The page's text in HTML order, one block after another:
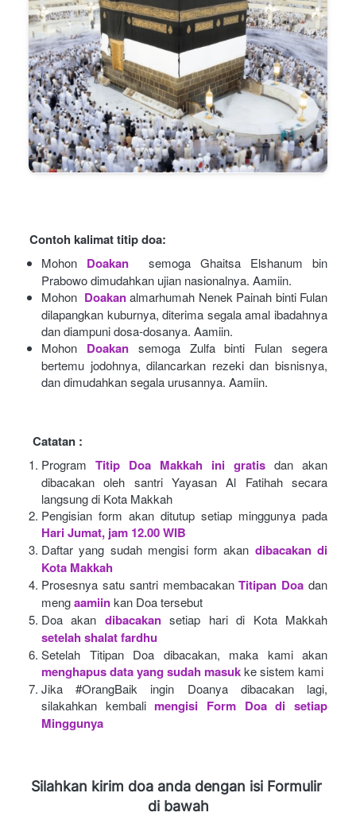
Contoh kalimat titip doa:
Mohon Doakan
semoga Ghaitsa Elshanum bin
Prabowo dimudahkan ujian nasionalnya. Aamiin.
Mohon Doakan almarhumah Nenek Painah binti Fulan
dilapangkan kuburnya, diterima segala amal ibadahnya
dan diampuni dosa-dosanya. Aamiin.
Mohon
Doakan semoga Zulfa binti Fulan segera
bertemu jodohnya, dilancarkan rezeki dan bisnisnya,
dan dimudahkan segala urusannya. Aamiin.
Catatan :
Program Titip Doa Makkah ini gratis dan akan
dibacakan oleh santri Yayasan Al Fatihah secara
langsung di Kota Makkah
Pengisian form akan ditutup setiap minggunya pada
Hari Jumat, jam 12.00 WIB
Daftar yang sudah mengisi form akan dibacakan di
Kota Makkah
Prosesnya satu santri membacakan Titipan Doa dan
mengaamiinkan Doa tersebut
Doa akan dibacakan setiap hari di Kota Makkah
setelah shalat fardhu
Setelah Titipan Doa dibacakan, maka kami akan
menghapus data yang sudah masukke sistem kami
Jika #OrangBaik ingin Doanya dibacakan lagi,
silakahkan kembali mengisi Form Doa di setiap
Minggunya
Silahkan kirim doa anda dengan isi Formulir
di bawah